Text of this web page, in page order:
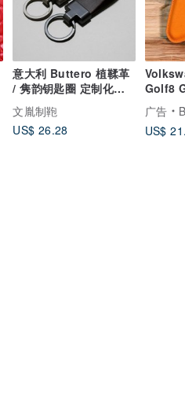
意大利 Buttero 植鞣革
/ 隽韵钥匙圈 定制化礼
物
文胤制鞄
US$ 26.28
Golf8
钥匙圈
广告
US$